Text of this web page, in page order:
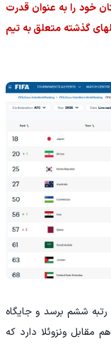
خود را به عنوان قدرت
گذشته متعلق به تیم
رتبه ششم برسد و جایگاه
مقابل ونزوئلا دارد که